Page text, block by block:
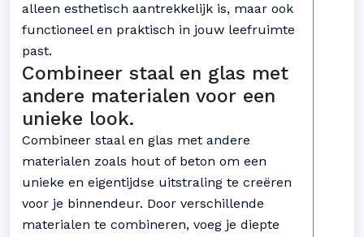
alleen esthetisch aantrekkelijk is, maar ook
functioneel en praktisch in jouw leefruimte
past.
Combineer staal en glas met
andere materialen voor een
unieke look.
Combineer staal en glas met andere
materialen zoals hout of beton om een
unieke en eigentijdse uitstraling te creëren
voor je binnendeur. Door verschillende
materialen te combineren, voeg je diepte